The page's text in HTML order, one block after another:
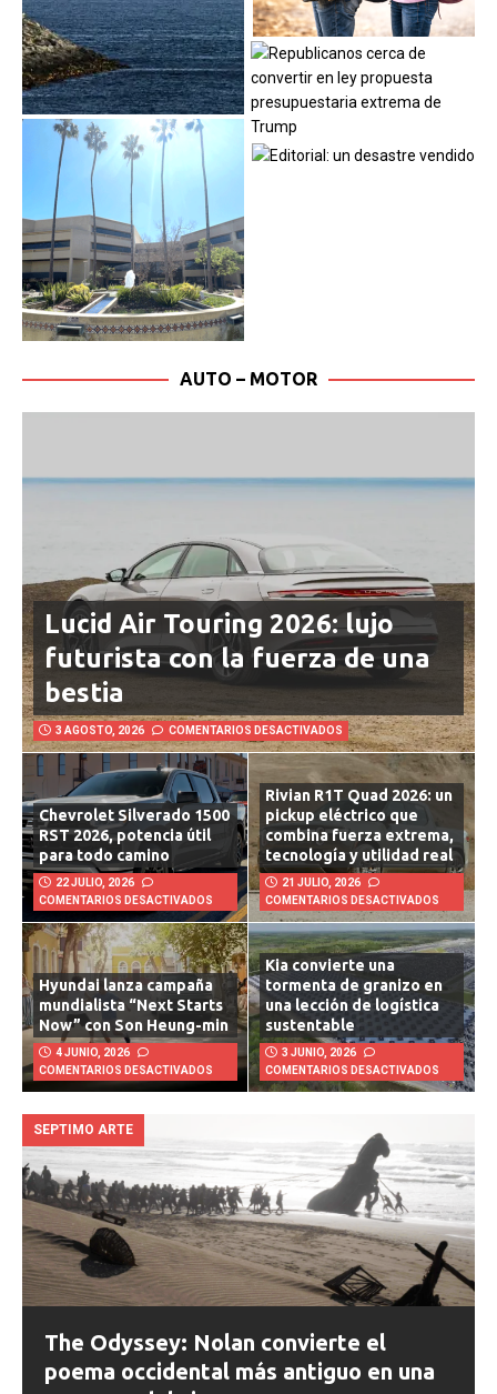
Lucid Air Touring 2026: lujo
futurista con la fuerza de una
bestia
3 AGOSTO, 2026 COMENTARIOS DESACTIVADOS
Chevrolet Silverado 1500
RST 2026, potencia útil
para todo camino
22 JULIO, 2026
COMENTARIOS DESACTIVADOS
Rivian R1T Quad 2026: un
pickup eléctrico que
combina fuerza extrema,
tecnología y utilidad real
21 JULIO, 2026
COMENTARIOS DESACTIVADOS
Hyundai lanza campaña
mundialista “Next Starts
Now” con Son Heung-min
4 JUNIO, 2026
COMENTARIOS DESACTIVADOS
Kia convierte una
tormenta de granizo en
una lección de logística
sustentable
3 JUNIO, 2026
COMENTARIOS DESACTIVADOS
SEPTIMO ARTE
The Odyssey: Nolan convierte el
poema occidental más antiguo en una